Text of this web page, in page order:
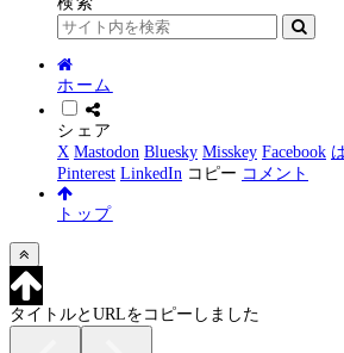
ホーム
シェア
X Mastodon Bluesky Misskey Facebook
Pinterest LinkedIn コピー コメント
トップ
タイトルとURLをコピーしました